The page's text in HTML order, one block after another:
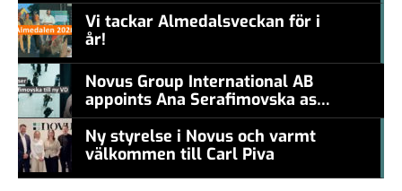
Vi tackar Almedalsveckan för i
år!
Novus Group International AB
appoints Ana Serafimovska as
new CEO
Ny styrelse i Novus och varmt
välkommen till Carl Piva